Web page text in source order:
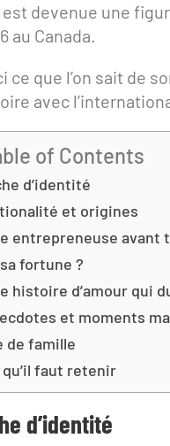
devenue une
au Canada.
ce que l’on sait de
avec
of Contents
d’identité
et origines
entrepreneuse avant
fortune ?
histoire d’amour qui
et moments
de famille
qu’il faut retenir
d’identité